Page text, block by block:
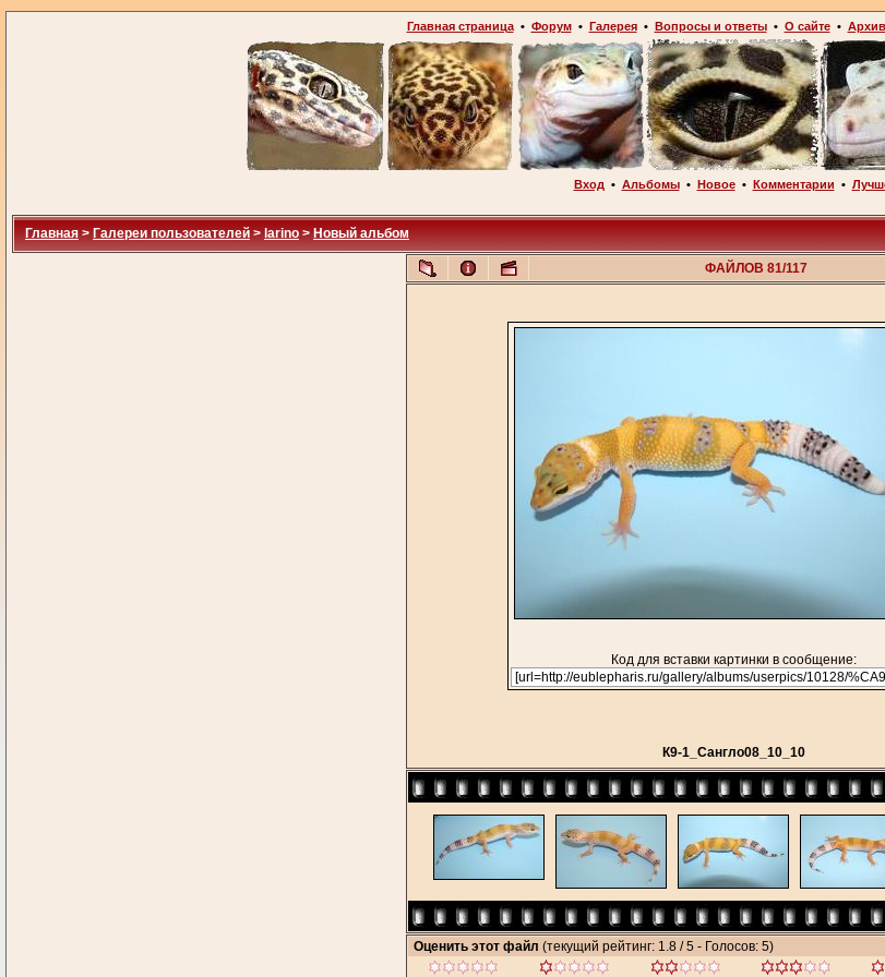
Главная страница• Форум• Галерея• Вопросы и ответы• О сайте•
Вход • Альбомы• Новое• Комментарии •
Главная > Галереи пользователей > larino > Новый альбом
ФАЙЛОВ 81/117
Код для вставки картинки в сообщение:
К9-1_Сангло08_10_10
Оценить этот файл (текущий рейтинг: 1.8 / 5 - Голосов: 5)